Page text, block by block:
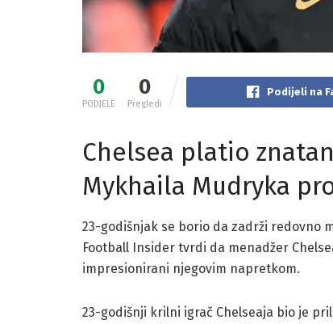
0
PODJELE
0
Pregledi
Podijeli na
Chelsea platio
Mykhaila Mudryka
23-godišnjak se borio da zadrži redovno
Football Insider tvrdi da menadžer
impresionirani njegovim napretkom.
23-godišnji krilni igrač Chelseaja bio je